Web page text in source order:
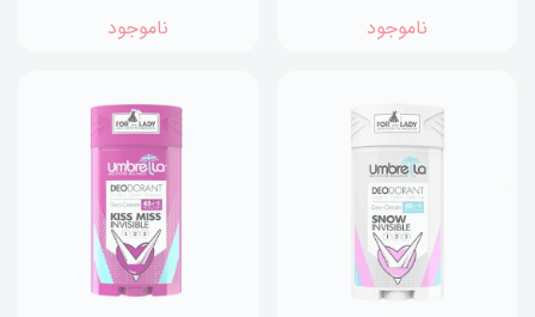
ناموجود ناموجود